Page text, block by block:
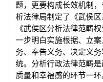
题，更要构成长效机制
析法律局制定了《武侯
《武侯区分析法律范畴
一步明白实施根据、立
务、奉告义务、决定义
统。分析行政法律范畴
质量和幸福感的环节一